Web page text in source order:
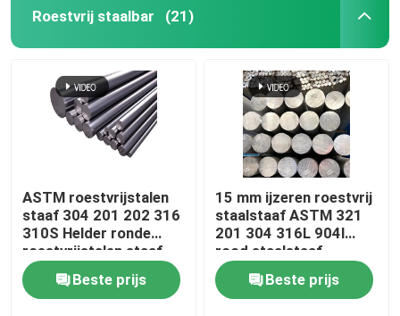
Roestvrij staalbar (21)
ASTM roestvrijstalen
staaf 304 201 202 316
310S Helder ronde
roestvrijstalen staaf
Beste prijs
15 mm ijzeren roestvrij
staalstaaf ASTM 321
201 304 316L 904l
rood staalstaaf
Beste prijs